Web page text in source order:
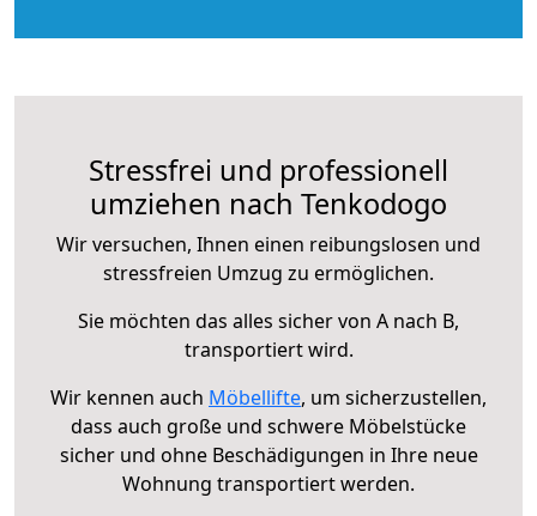
Stressfrei und professionell
umziehen nach Tenkodogo
Wir versuchen, Ihnen einen reibungslosen und
stressfreien Umzug zu ermöglichen.
Sie möchten das alles sicher von A nach B,
transportiert wird.
Wir kennen auch Möbellifte, um sicherzustellen,
dass auch große und schwere Möbelstücke
sicher und ohne Beschädigungen in Ihre neue
Wohnung transportiert werden.